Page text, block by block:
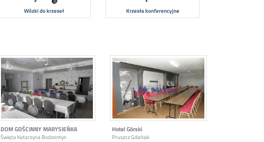
Wózki do krzeseł Krzesła konferencyjne
DOM GOŚCINNY MARYSIEŃKA
Święta Katarzyna Bodzentyn
Hotel Górski
Pruszcz Gdański